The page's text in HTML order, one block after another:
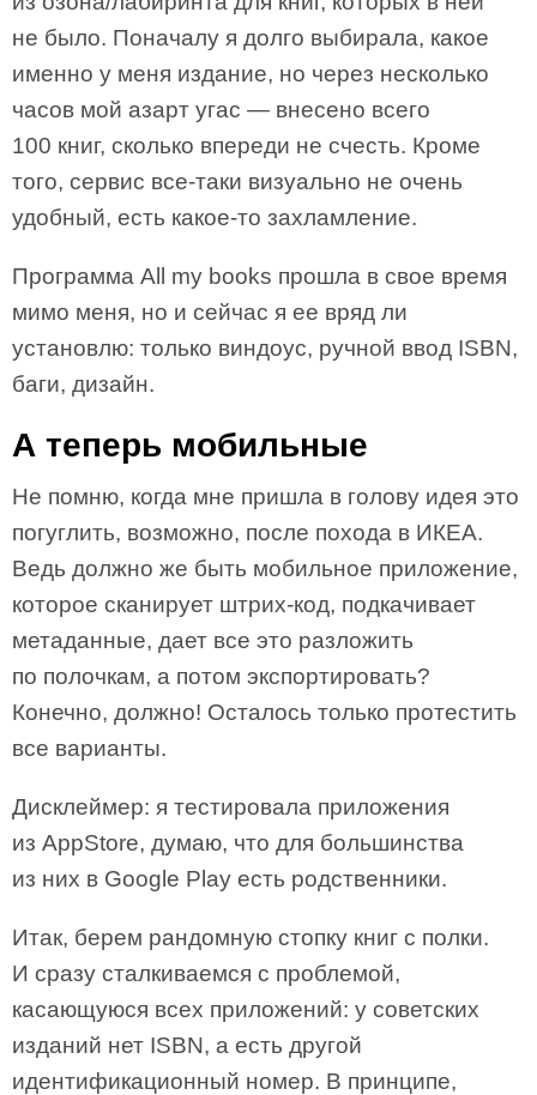
не было. Поначалу я долго выбирала, какое
именно у меня издание, но через несколько
часов мой азарт угас — внесено всего
100 книг, сколько впереди не счесть. Кроме
того, сервис все-таки визуально не очень
удобный, есть какое-то захламление.
Программа All my books прошла в свое время
мимо меня, но и сейчас я ее вряд ли
установлю: только виндоус, ручной ввод ISBN,
баги, дизайн.
А теперь мобильные
Не помню, когда мне пришла в голову идея это
погуглить, возможно, после похода в ИКЕА.
Ведь должно же быть мобильное приложение,
которое сканирует штрих-код, подкачивает
метаданные, дает все это разложить
по полочкам, а потом экспортировать?
Конечно, должно! Осталось только протестить
все варианты.
Дисклеймер: я тестировала приложения
из AppStore, думаю, что для большинства
из них в Google Play есть родственники.
Итак, берем рандомную стопку книг с полки.
И сразу сталкиваемся с проблемой,
касающуюся всех приложений: у советских
изданий нет ISBN, а есть другой
идентификационный номер. В принципе,